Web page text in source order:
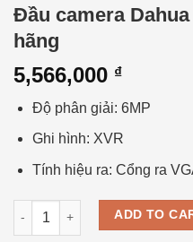
Đầu camera
hãng
5,566,000 ₫
Độ phân giải: 6MP
Ghi hình: XVR
Tính hiệu ra: Cổng ra
Đầu camera Dahua XVR
ADD TO